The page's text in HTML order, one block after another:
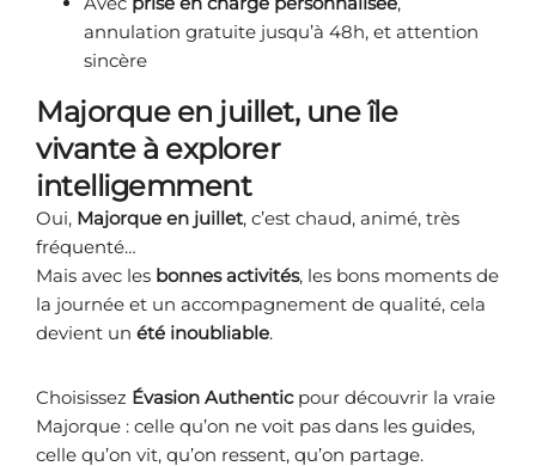
annulation gratuite jusqu’à 48h, et attention
sincère
Majorque en juillet, une île
vivante à explorer
intelligemment
Oui, Majorque en juillet, c’est chaud, animé, très
fréquenté…
Mais avec les bonnes activités, les bons moments de
la journée et un accompagnement de qualité, cela
devient un été inoubliable.
Choisissez Évasion Authenticpour découvrir la vraie
Majorque : celle qu’on ne voit pas dans les guides,
celle qu’on vit, qu’on ressent, qu’on partage.